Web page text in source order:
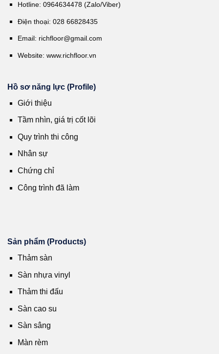
Hotline: 0964634478 (Zalo/Viber)
Điện thoại: 028 66828435
Email: richfloor@gmail.com
Website: www.richfloor.vn
Hồ sơ năng lực (Profile)
Giới thiệu
Tầm nhìn, giá trị cốt lõi
Quy trình thi công
Nhân sự
Chứng chỉ
Công trình đã làm
Sản phẩm (Products)
Thảm sàn
Sàn nhựa vinyl
Thảm thi đấu
Sàn cao su
Sàn sâng
Màn rèm